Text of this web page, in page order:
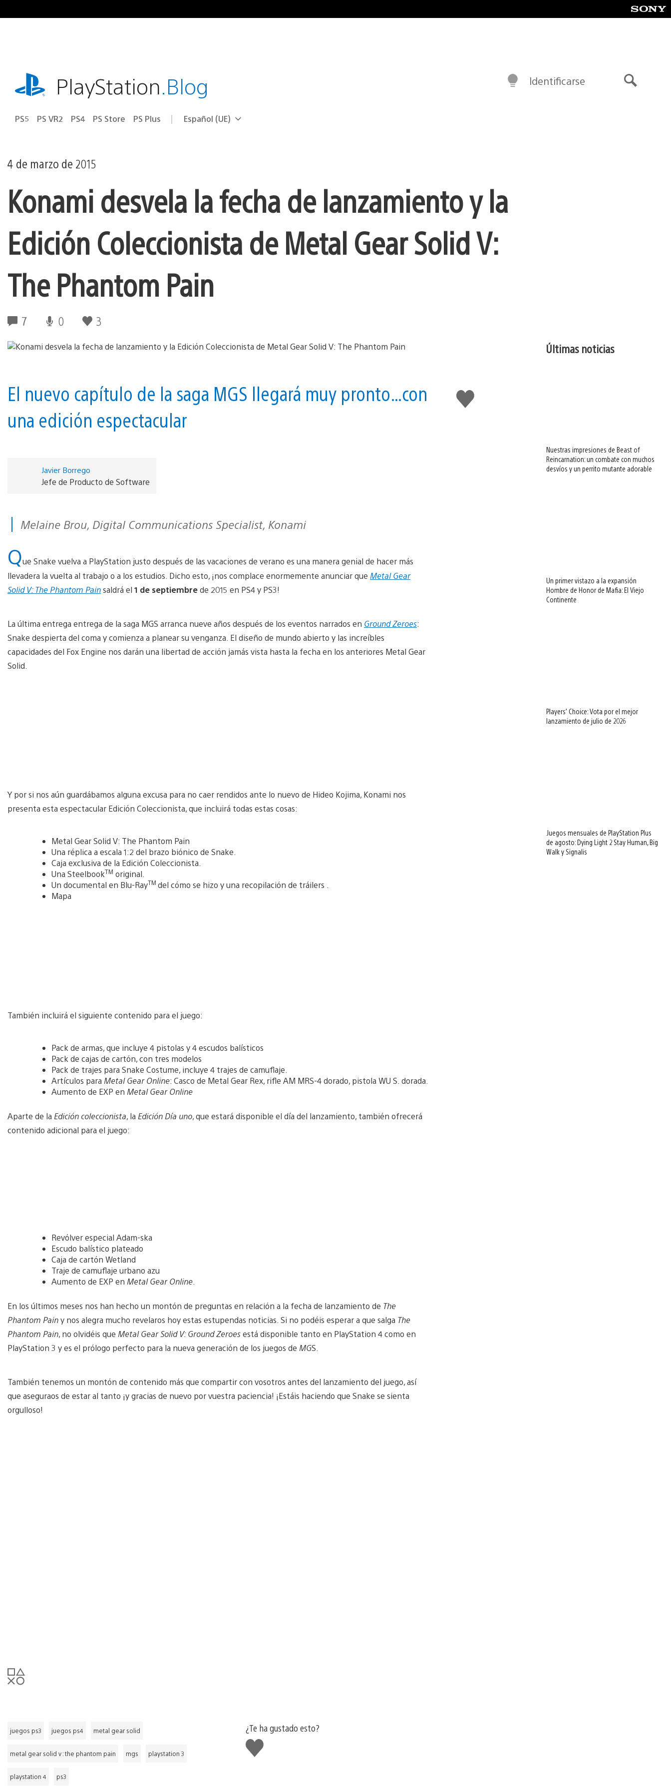
al
playstation.comPlayStation.Blog
PS5 PS VR2 PS4 PS Store PS Plus Selecciona
Región
Español (UE)
Identificarse
4 de marzo de 2015
Konami desvela la fecha de lanzamiento y la
Edición Coleccionista de Metal Gear Solid V:
The Phantom Pain
7 0 3
Me
gusta
El nuevo capítulo de la saga MGS llegará muy pronto…con
una edición espectacular
Javier Borrego
Jefe de Producto de Software
Melaine Brou, Digital Communications Specialist, Konami
Que Snake vuelva a PlayStation justo después de las vacaciones de verano es una manera genial de hacer más
llevadera la vuelta al trabajo o a los estudios. Dicho esto, ¡nos complace enormemente anunciar que Metal Gear
Solid V: The Phantom Painsaldrá el 1 de septiembrede 2015 en PS4 y PS3!
La última entrega entrega de la saga MGS arranca nueve años después de los eventos narrados en Ground Zeroes:
Snake despierta del coma y comienza a planear su venganza. El diseño de mundo abierto y las increíbles
capacidades del Fox Engine nos darán una libertad de acción jamás vista hasta la fecha en los anteriores Metal Gear
Solid.
Y por si nos aún guardábamos alguna excusa para no caer rendidos ante lo nuevo de Hideo Kojima, Konami nos
presenta esta espectacular Edición Coleccionista, que incluirá todas estas cosas:
Metal Gear Solid V: The Phantom Pain
Una réplica a escala 1:2 del brazo biónico de Snake.
Caja exclusiva de la Edición Coleccionista.
Una SteelbookTM original.
Un documental en Blu-RayTM del cómo se hizo y una recopilación de tráilers .
Mapa
También incluirá el siguiente contenido para el juego:
Pack de armas, que incluye 4 pistolas y 4 escudos balísticos
Pack de cajas de cartón, con tres modelos
Pack de trajes para Snake Costume, incluye 4 trajes de camuflaje.
Artículos para Metal Gear Online: Casco de Metal Gear Rex, rifle AM MRS-4 dorado, pistola WU S. dorada.
Aumento de EXP en Metal Gear Online
Aparte de la Edición coleccionista, la Edición Día uno, que estará disponible el día del lanzamiento, también ofrecerá
contenido adicional para el juego:
Revólver especial Adam-ska
Escudo balístico plateado
Caja de cartón Wetland
Traje de camuflaje urbano azu
Aumento de EXP en Metal Gear Online
En los últimos meses nos han hecho un montón de preguntas en relación a la fecha de lanzamiento de The
Phantom Painy nos alegra mucho revelaros hoy estas estupendas noticias. Si no podéis esperar a que salga The
Phantom Pain, no olvidéis que Metal Gear Solid V: Ground Zeroesestá disponible tanto en PlayStation 4 como en
PlayStation 3 y es el prólogo perfecto para la nueva generación de los juegos de MGS.
También tenemos un montón de contenido más que compartir con vosotros antes del lanzamiento del juego, así
que aseguraos de estar al tanto ¡y gracias de nuevo por vuestra paciencia! ¡Estáis haciendo que Snake se sienta
orgulloso!
juegos ps3 juegos ps4 metal gear solid
metal gear solid v : the phantom pain mgs playstation 3
playstation 4 ps3
¿Te ha gustado esto?
Me
gusta
Últimas noticias
Nuestras impresiones de Beast of
Reincarnation: un combate con muchos
desvíos y un perrito mutante adorable
Un primer vistazo a la expansión
Hombre de Honor de Mafia: El Viejo
Continente
Players’ Choice: Vota por el mejor
lanzamiento de julio de 2026
Juegos mensuales de PlayStation Plus
de agosto: Dying Light 2 Stay Human, Big
Walk y Signalis